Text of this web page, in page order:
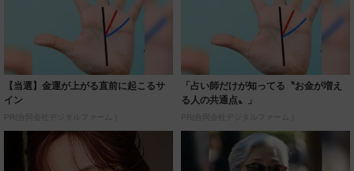
【当選】金運が上がる直前に起こるサ
イン
PR(合同会社デジタルファーム )
「占い師だけが知ってる〝お金が増え
る人の共通点〟」
PR(合同会社デジタルファーム )